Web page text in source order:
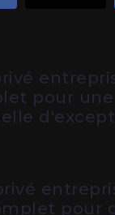
pour
pour